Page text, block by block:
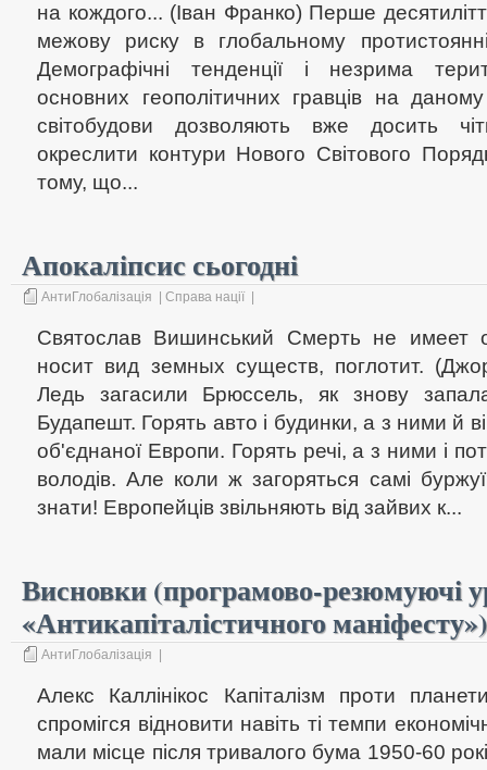
на кождого... (Іван Франко) Перше
межову риску в глобальному
Демографічні тенденції і незрима
основних геополітичних гравців на даному
світобудови дозволяють вже досить
окреслити контури Нового Світового
тому, що...
Апокаліпсис сьогодні
АнтиГлобалізація Справа нації
Святослав Вишинський Смерть не имеет
носит вид земных существ, поглотит.
Ледь загасили Брюссель, як знову
Будапешт. Горять авто і будинки, а з ними й
об'єднаної Европи. Горять речі, а з ними і
володів. Але коли ж загоряться самі
знати! Европейців звільняють від зайвих к...
Висновки (програмово-резюмуючі
«Антикапіталістичного маніфесту»)
АнтиГлобалізація
Алекс Каллінікос Капіталізм проти
спромігся відновити навіть ті темпи
мали місце після тривалого бума 1950-60